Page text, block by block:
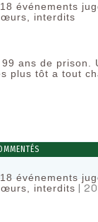
événements
interdits
ans de prison.
plus tôt a tout
événements
interdits |